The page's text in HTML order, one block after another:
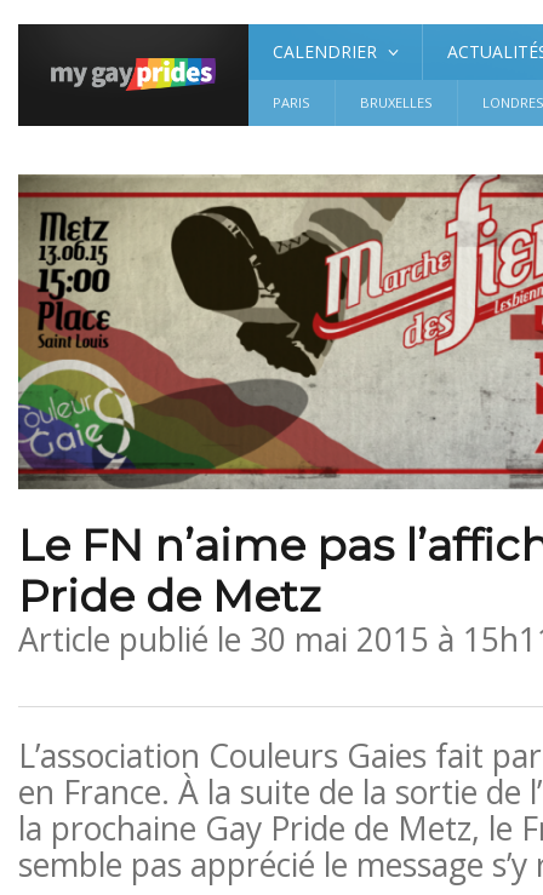
CALENDRIER
PARIS BRUXELLES LONDRES
Le FN n’aime pas
Pride de Metz
Article publié le 30 mai 2015 à
L’association Couleurs Gaies fait
en France. À la suite de la sortie de
la prochaine Gay Pride de Metz, le
semble pas apprécié le message